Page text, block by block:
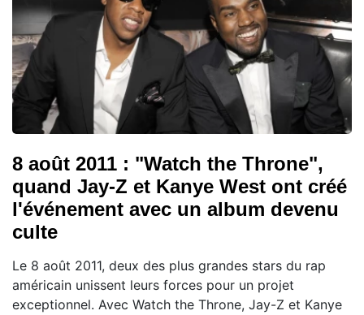
8 août 2011 : "Watch the Throne",
quand Jay-Z et Kanye West ont créé
l'événement avec un album devenu
culte
Le 8 août 2011, deux des plus grandes stars du rap
américain unissent leurs forces pour un projet
exceptionnel. Avec Watch the Throne, Jay-Z et Kanye